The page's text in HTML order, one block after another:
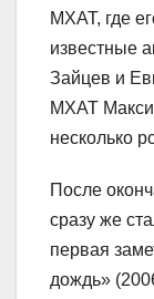
МХАТ, где
известные
Зайцев и
МХАТ
несколько
После
сразу же
первая
дождь»